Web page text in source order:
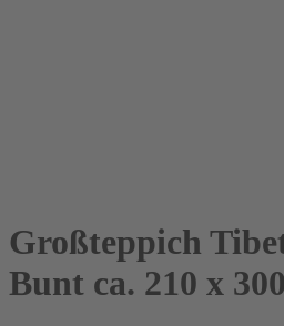
Großteppich
Bunt ca. 210 x